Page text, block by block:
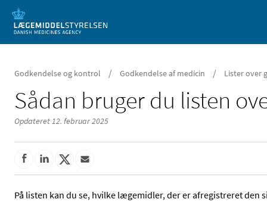
Mobil visning
Godkendelse og kontrol / Godkendelse af medicin / Lister over
Sådan bruger du listen
Opdateret 12. februar 2025
På listen kan du se, hvilke lægemidler, der er afregistreret den